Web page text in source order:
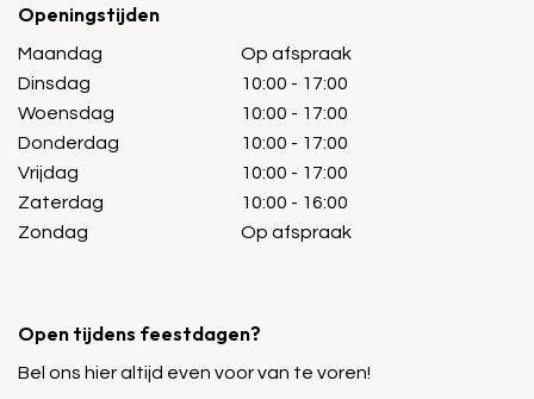
Openingstijden
Maandag
Dinsdag
Woensdag
Donderdag
Vrijdag
Zaterdag
Zondag
Op afspraak
10:00 - 17:00
10:00 - 17:00
10:00 - 17:00
10:00 - 17:00
10:00 - 16:00
Op afspraak
Open tijdens feestdagen?
Bel ons hier altijd even voor van te voren!